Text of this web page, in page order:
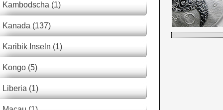
Kambodscha (1)
Kanada (137)
Karibik Inseln (1)
Kongo (5)
Liberia (1)